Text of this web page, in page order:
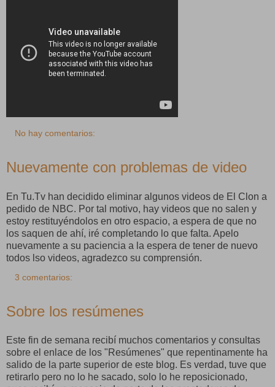
No hay comentarios:
Nuevamente con problemas de video
En Tu.Tv han decidido eliminar algunos videos de El Clon a
pedido de NBC. Por tal motivo, hay videos que no salen y
estoy restituyéndolos en otro espacio, a espera de que no
los saquen de ahí, iré completando lo que falta. Apelo
nuevamente a su paciencia a la espera de tener de nuevo
todos lso videos, agradezco su comprensión.
3 comentarios:
Sobre los resúmenes
Este fin de semana recibí muchos comentarios y consultas
sobre el enlace de los "Resúmenes" que repentinamente ha
salido de la parte superior de este blog. Es verdad, tuve que
retirarlo pero no lo he sacado, solo lo he reposicionado,